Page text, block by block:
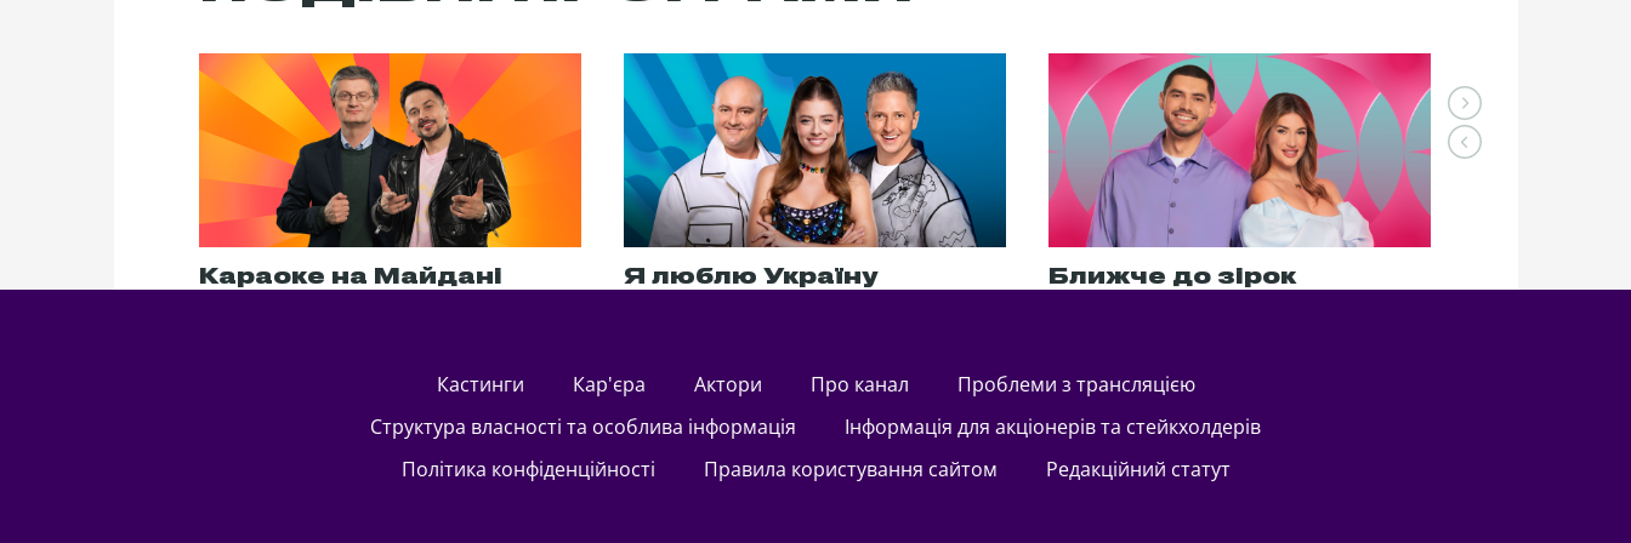
Караоке на Майдані Я люблю Україну Ближче до зірок
кастинги Кар'єра актори Про канал
Проблеми з трансляцією
Структура власності та особлива інформація
Інформація для акціонерів та стейкхолдерів
Політика конфіденційності
Правила користування сайтом Редакційний статут